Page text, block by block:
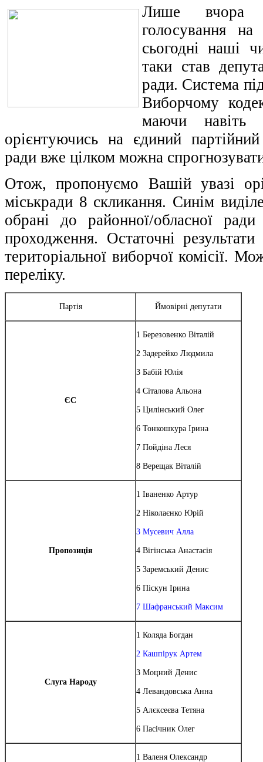
Лише вчора
голосування
сьогодні наші
таки став
ради. Система
Виборчому
маючи навіть
орієнтуючись на єдиний
ради вже цілком можна
Отож, пропонуємо Вашій увазі
міськради 8 скликання. Синім
обрані до районної/обласної
проходження. Остаточні
територіальної виборчої комісії.
переліку.
Партія Ймовірні депутати
ЄС
1 Березовенко Віталій
2 Задерейко Людмила
3 Бабій Юлія
4 Сіталова Альона
5 Цилінський Олег
6 Тонкошкура Ірина
7 Пойдіна Леся
8 Верещак Віталій
Пропозиція
1 Іваненко Артур
2 Ніколаєнко Юрій
3 Мусевич Алла
4 Вігінська Анастасія
5 Заремський Денис
6 Піскун Ірина
7 Шафранський Максим
Слуга Народу
1 Коляда Богдан
2 Кашпірук Артем
3 Моцний Денис
4 Левандовська Анна
5 Алєксеєва Тетяна
6 Пасічник Олег
1 Валеня Олександр